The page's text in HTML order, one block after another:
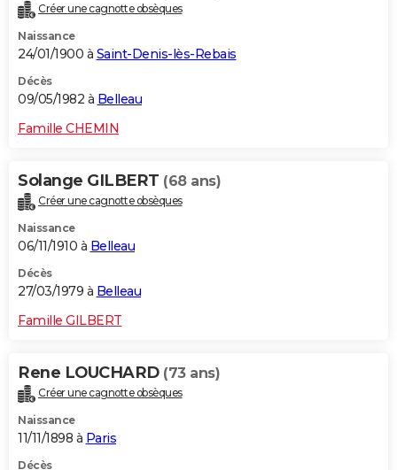
Créer une cagnotte obsèques
Naissance
24/01/1900 à Saint-Denis-lès-Rebais
Décès
09/05/1982 à Belleau
Famille CHEMIN
Solange GILBERT (68 ans)
Créer une cagnotte obsèques
Naissance
06/11/1910 à Belleau
Décès
27/03/1979 à Belleau
Famille GILBERT
Rene LOUCHARD (73 ans)
Créer une cagnotte obsèques
Naissance
11/11/1898 à Paris
Décès